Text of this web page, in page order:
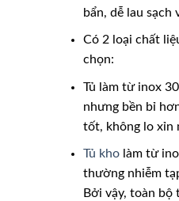
bẩn, dễ lau sạch
Có 2 loại chất
chọn:
Tủ làm từ inox
nhưng bền bỉ
tốt, không lo xỉn
Tủ kholàm từ
thường nhiễm
Bởi vậy, toàn bộ